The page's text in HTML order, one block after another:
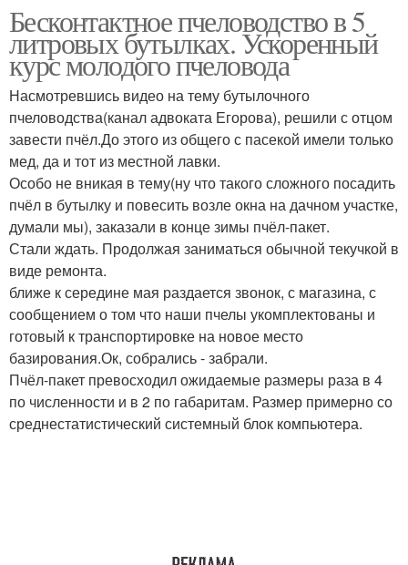
Бесконтактное пчеловодство в 5
литровых бутылках. Ускоренный
курс молодого пчеловода
Насмотревшись видео на тему бутылочного
пчеловодства(канал адвоката Егорова), решили с отцом
завести пчёл.До этого из общего с пасекой имели только
мед, да и тот из местной лавки.
Особо не вникая в тему(ну что такого сложного посадить
пчёл в бутылку и повесить возле окна на дачном участке,
думали мы), заказали в конце зимы пчёл-пакет.
Стали ждать. Продолжая заниматься обычной текучкой в
виде ремонта.
ближе к середине мая раздается звонок, с магазина, с
сообщением о том что наши пчелы укомплектованы и
готовый к транспортировке на новое место
базирования.Ок, собрались - забрали.
Пчёл-пакет превосходил ожидаемые размеры раза в 4
по численности и в 2 по габаритам. Размер примерно со
среднестатистический системный блок компьютера.